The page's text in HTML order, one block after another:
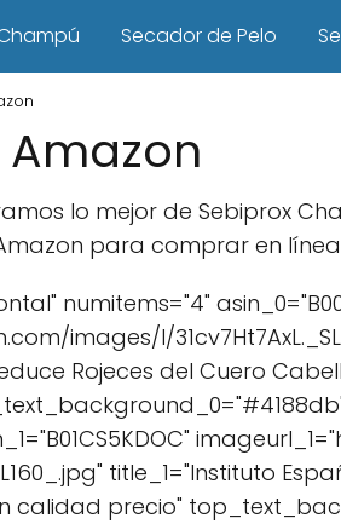
Secador de Pelo
lo mejor de Sebiprox
para comprar en línea
numitems="4"
images/I/
Rojeces del Cuero
title_1="Instituto
calidad precio"